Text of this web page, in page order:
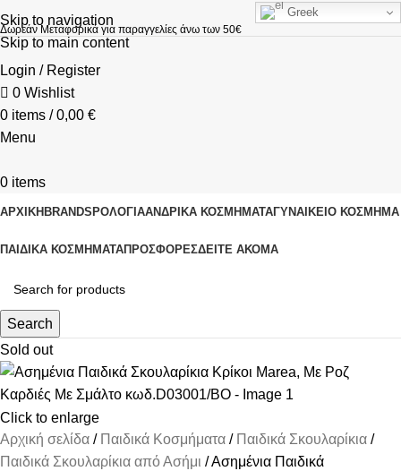
Skip to navigation
Skip to main content
Greek
Δωρεάν Μεταφορικά για παραγγελίες άνω των 50€
Login / Register
0 Wishlist
0 items / 0,00 €
Menu
0 items
ΑΡΧΙΚΗ BRANDS ΡΟΛΌΓΙΑΑΝΔΡΙΚΆ ΚΟΣΜΉΜΑΤΑΓΥΝΑΙΚΕΊΟ ΚΟΣΜΉΜΑ
ΠΑΙΔΙΚΆ ΚΟΣΜΉΜΑΤΑΠΡΟΣΦΟΡΈΣΔΕΊΤΕ ΑΚΌΜΑ
Search
Sold out
Click to enlarge
Αρχική σελίδα
Παιδικά Κοσμήματα
Παιδικά Σκουλαρίκια
Παιδικά Σκουλαρίκια από Ασήμι
Ασημένια Παιδικά